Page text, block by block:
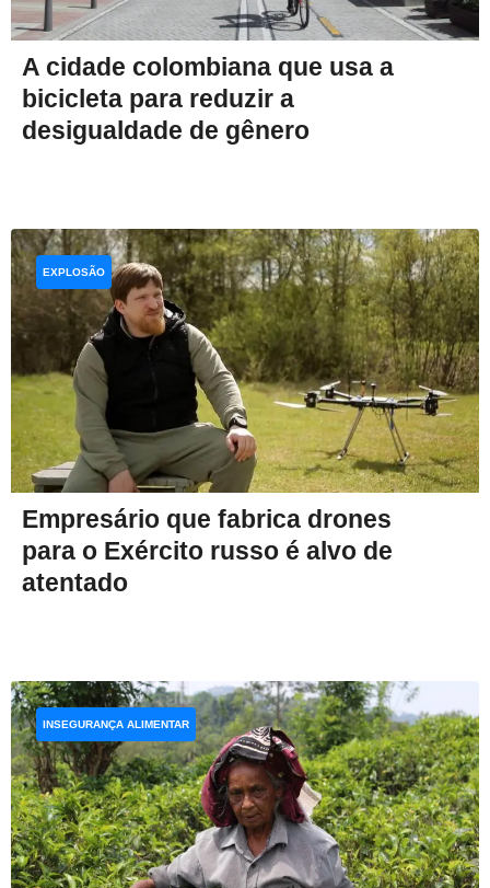
A cidade colombiana que usa a
bicicleta para reduzir a
desigualdade de gênero
Empresário que fabrica drones
para o Exército russo é alvo de
atentado
EXPLOSÃO
INSEGURANÇA ALIMENTAR